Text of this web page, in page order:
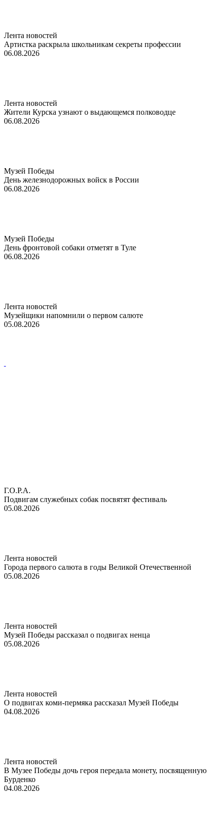
Лента новостей
Артистка раскрыла школьникам секреты профессии
06.08.2026
Лента новостей
Жители Курска узнают о выдающемся полководце
06.08.2026
Музей Победы
День железнодорожных войск в России
06.08.2026
Музей Победы
День фронтовой собаки отметят в Туле
06.08.2026
Лента новостей
Музейщики напомнили о первом салюте
05.08.2026
Г.О.Р.А.
Подвигам служебных собак посвятят фестиваль
05.08.2026
Лента новостей
Города первого салюта в годы Великой Отечественной
05.08.2026
Лента новостей
Музей Победы рассказал о подвигах ненца
05.08.2026
Лента новостей
О подвигах коми-пермяка рассказал Музей Победы
04.08.2026
Лента новостей
В Музее Победы дочь героя передала монету, посвященную
Бурденко
04.08.2026